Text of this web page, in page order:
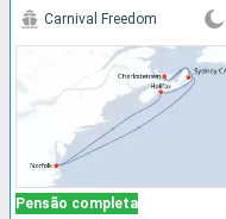
Pensão completa
Carnival Freedom